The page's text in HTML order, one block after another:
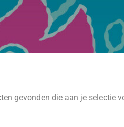
gevonden die aan je selectie